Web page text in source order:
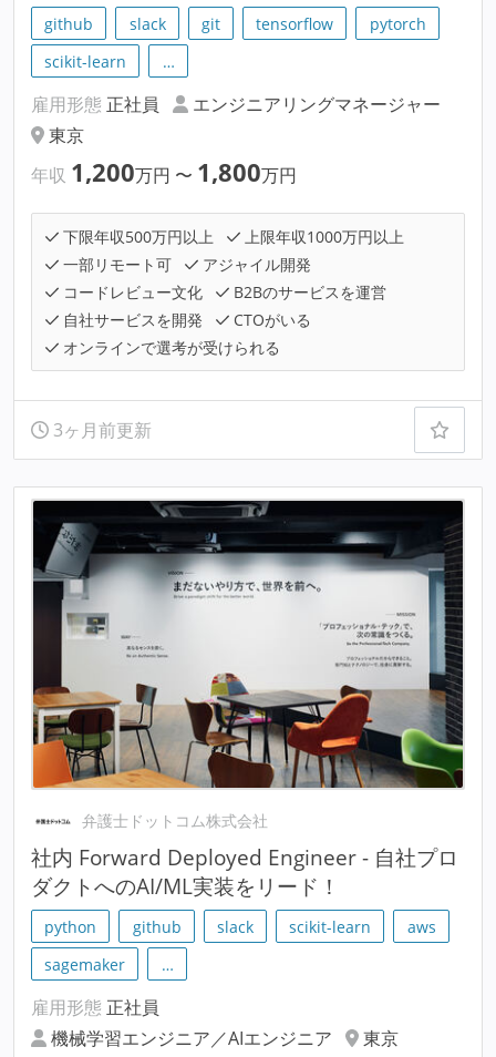
github slack git tensorflow
pytorch
scikit-learn
…
雇用形態 正社員
エンジニアリングマネージャー
東京
年収 1,200万円 〜 1,800万円
下限年収500万円以上
上限年収1000万円以上
一部リモート可
アジャイル開発
コードレビュー文化
B2Bのサービスを運営
自社サービスを開発
CTOがいる
オンラインで選考が受けられる
3ヶ月前更新
弁護士ドットコム株式会社
社内 Forward Deployed Engineer - 自社プロ
ダクトへのAI/ML実装をリード！
python github slack scikit-learn
aws
sagemaker
…
雇用形態 正社員
機械学習エンジニア／AIエンジニア
東京